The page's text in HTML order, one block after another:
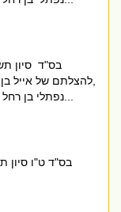
,להצלתם של אייל
בס"ד ט"ו